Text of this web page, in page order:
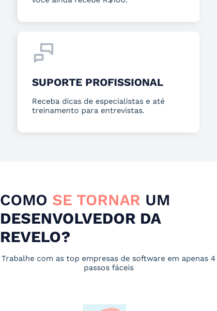
SUPORTE PROFISSIONAL
Receba dicas de especialistas e até
treinamento para entrevistas.
COMO SE TORNAR UM
DESENVOLVEDOR DA
REVELO?
Trabalhe com as top empresas de software em apenas 4
passos fáceis